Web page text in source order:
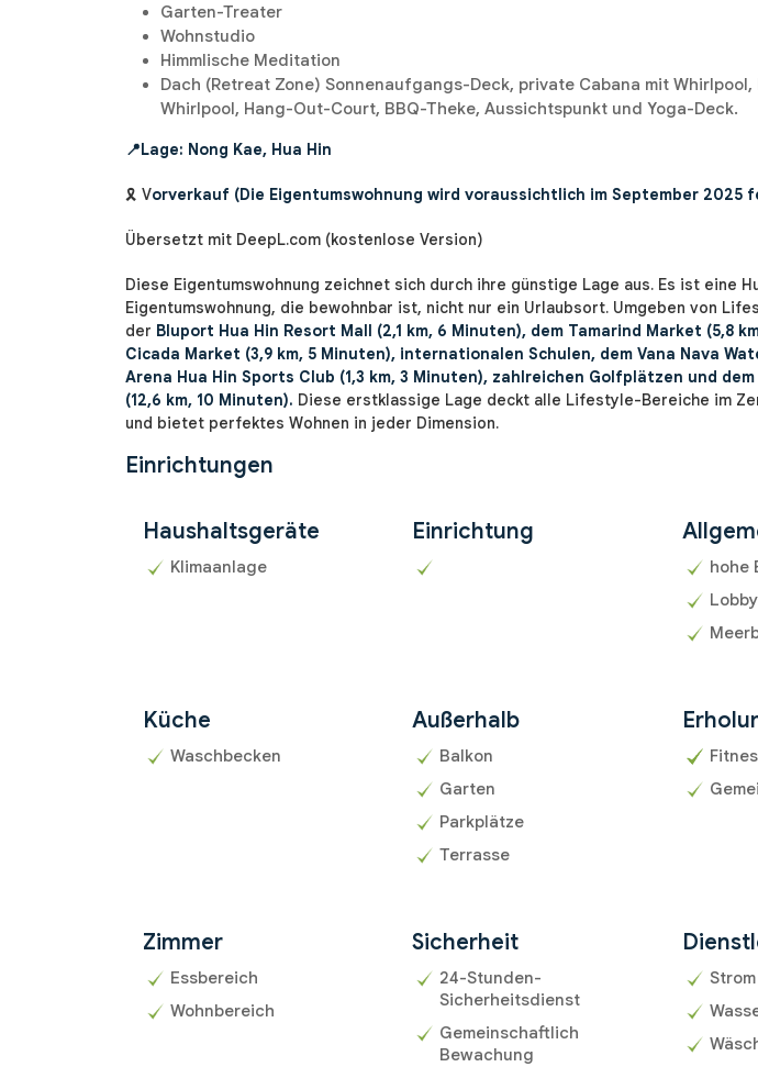
Garten-Treater
Wohnstudio
Himmlische Meditation
Dach (Retreat Zone) Sonnenaufgangs-Deck, private Cabana mit
Whirlpool, Hang-Out-Court, BBQ-Theke, Aussichtspunkt und Yoga-Deck.
📍Lage: Nong Kae, Hua Hin
🎗️ Vorverkauf (Die Eigentumswohnung wird voraussichtlich im September 2025
Übersetzt mit DeepL.com (kostenlose Version)
Diese Eigentumswohnung zeichnet sich durch ihre günstige Lage aus. Es ist eine
Eigentumswohnung, die bewohnbar ist, nicht nur ein Urlaubsort. Umgeben von
der Bluport Hua Hin Resort Mall (2,1 km, 6 Minuten), dem Tamarind Market (5,8
Cicada Market (3,9 km, 5 Minuten), internationalen Schulen, dem Vana Nava
Arena Hua Hin Sports Club (1,3 km, 3 Minuten), zahlreichen Golfplätzen und
(12,6 km, 10 Minuten). Diese erstklassige Lage deckt alle Lifestyle-Bereiche im
und bietet perfektes Wohnen in jeder Dimension.
Einrichtungen
Haushaltsgeräte
Klimaanlage
Einrichtung
hohe
Lobby
Küche
Waschbecken
Außerhalb
Balkon
Garten
Parkplätze
Terrasse
Zimmer
Essbereich
Wohnbereich
Sicherheit
24-Stunden-
Sicherheitsdienst
Gemeinschaftlich
Bewachung
Strom